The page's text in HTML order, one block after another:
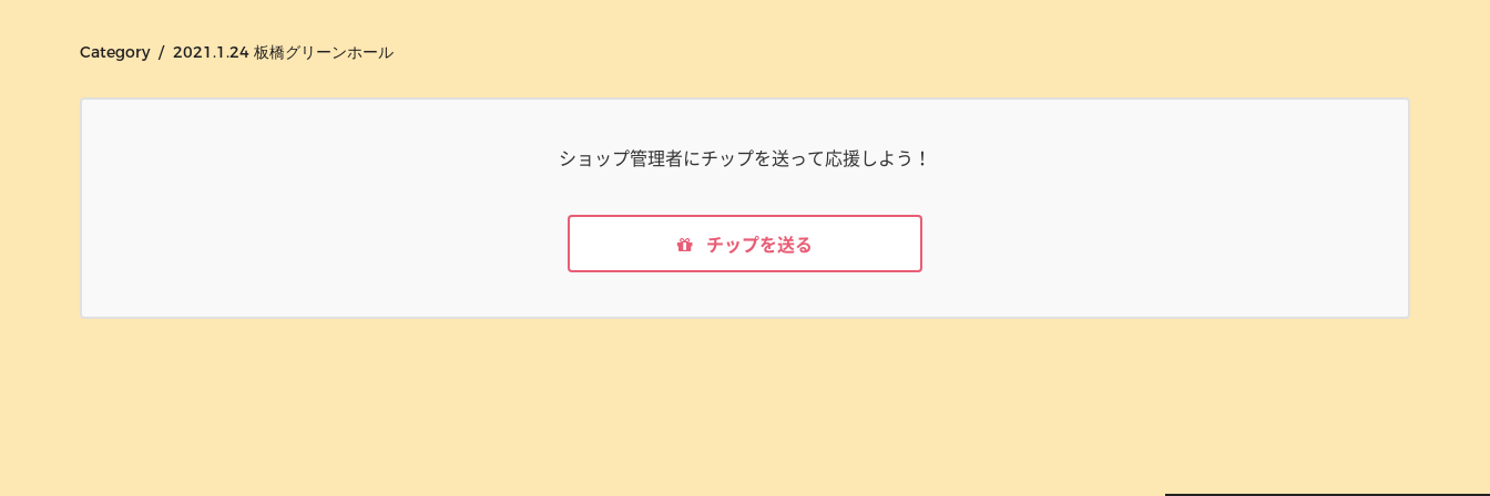
Category / 2021.1.24 板橋グリーンホール
ショップ管理者にチップを送って応援しよう！
チップを送る